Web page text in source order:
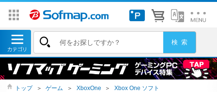
トップ ＞ ゲーム ＞ XboxOne ＞ Xbox One ソフト